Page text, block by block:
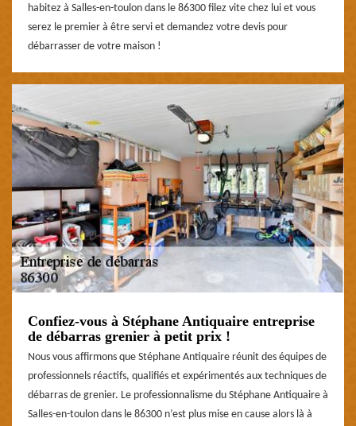
habitez à Salles-en-toulon dans le 86300 filez vite chez lui et vous
serez le premier à être servi et demandez votre devis pour
débarrasser de votre maison !
Confiez-vous à Stéphane Antiquaire entreprise
de débarras grenier à petit prix !
Nous vous affirmons que Stéphane Antiquaire réunit des équipes de
professionnels réactifs, qualifiés et expérimentés aux techniques de
débarras de grenier. Le professionnalisme du Stéphane Antiquaire à
Salles-en-toulon dans le 86300 n’est plus mise en cause alors là à